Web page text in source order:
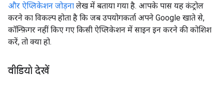
और ऐप्लिकेशन जोड़ना लेख में बताया गया है. आपके पास यह कंट्रोल
करने का विकल्प होता है कि जब उपयोगकर्ता अपने Google खाते से,
कॉन्फ़िगर नहीं किए गए किसी ऐप्लिकेशन में साइन इन करने की कोशिश
करें, तो क्या हो.
वीडियो देखें